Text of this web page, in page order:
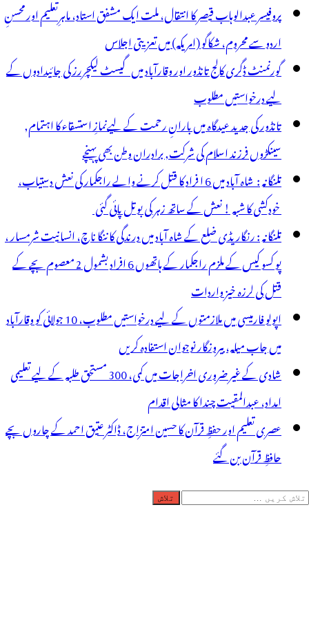
تین
تانڈور
گرفتار
پروفیسر عبدالوہاب قیصر کا انتقال، ملت ایک مشفق استاد، ماہرِتعلیم اور محسنِ
اردو سے محروم، شکاگو (امریکہ) میں تعزیتی اجلاس
گورنمنٹ ڈگری کالج تانڈور اور وقارآباد میں گیسٹ لیکچررز کی جائیدادوں کے
لیے درخواستیں مطلوب
تانڈور کی جدید عیدگاہ میں بارانِ رحمت کے لیےنمازِ استسقاء کا اہتمام,
سینکڑوں فرزند اسلام کی شرکت, برادران وطن بھی پہنچے
تلنگانہ : شاہ آباد میں 6 ا فراد کا قتل کرنے والے راجکمار کی نعش دستیاب،
خودکشی کا شبہ ! نعش کے ساتھ زہر کی بوتل پائی گئی
تلنگانہ : رنگاریڈی ضلع کے شاہ آباد میں درندگی کا ننگا ناچ، انسانیت شرمسار ،
پو کسو کیس کے ملزم راجکمار کے ہاتھوں 6 افراد بشمول 2 معصوم بچے کے
قتل کی لرزہ خیز واردات
اپولو فارمیسی میں ملازمتوں کے لیے درخواستیں مطلوب، 10 جولائی کو وقارآباد
میں جاب میلہ، بیروزگار نوجوان استفادہ کریں
شادی کے غیر ضروری اخراجات میں کمی، 300 مستحق طلبہ کے لیے تعلیمی
امداد، عبدالمقیت چندا کا مثالی اقدام
عصری تعلیم اور حفظِ قرآن کا حسین امتزاج، ڈاکٹر عتیق احمد کے چاروں بچے
حافظِ قرآن بن گئے
تلاش